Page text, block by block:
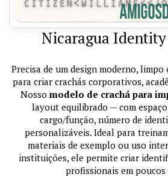
Nicaragua
Precisa de um design moderno,
para criar crachás corporativos,
Nosso modelo de crachá para
layout equilibrado — com
cargo/função, número de
personalizáveis. Ideal para
materiais de exemplo ou uso
instituições, ele permite criar
profissionais em